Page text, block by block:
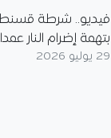
بتهمة إضرام النار عمدا
29 يوليو 2026